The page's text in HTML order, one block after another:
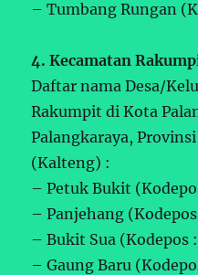
– Tumbang Rungan
4. Kecamatan
Daftar nama Desa/
Rakumpit di Kota
Palangkaraya,
(Kalteng) :
– Petuk Bukit
– Panjehang
– Bukit Sua (Kodepos
– Gaung Baru